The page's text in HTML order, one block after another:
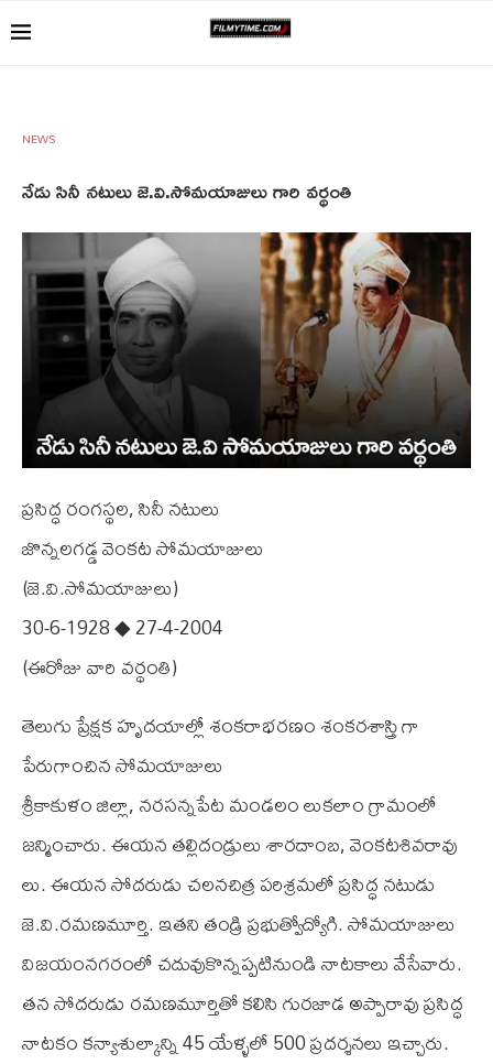
NEWS
నేడు సినీ నటులు జె.వి.సోమయాజులు గారి వర్థంతి
ప్రసిద్ధ రంగస్థల, సినీ నటులు
జొన్నలగడ్డ వెంకట సోమయాజులు
(జె.వి.సోమయాజులు)
30-6-1928 ◆ 27-4-2004
(ఈరోజు వారి వర్థంతి)
తెలుగు ప్రేక్షక హృదయాల్లో శంకరాభరణం శంకరశాస్త్రి గా
పేరుగాంచిన సోమయాజులు
శ్రీకాకుళం జిల్లా, నరసన్నపేట మండలం లుకలాం గ్రామంలో
జన్మించారు. ఈయన తల్లిదండ్రులు శారదాంబ, వెంకటశివరావు
లు. ఈయన సోదరుడు చలనచిత్ర పరిశ్రమలో ప్రసిద్ధ నటుడు
జె.వి.రమణమూర్తి. ఇతని తండ్రి ప్రభుత్వోద్యోగి. సోమయాజులు
విజయంనగరంలో చదువుకొన్నప్పటినుండి నాటకాలు వేసేవారు.
తన సోదరుడు రమణమూర్తితో కలిసి గురజాడ అప్పారావు ప్రసిద్ధ
నాటకం కన్యాశుల్కాన్ని 45 యేళ్ళలో 500 ప్రదర్శనలు ఇచ్చారు.